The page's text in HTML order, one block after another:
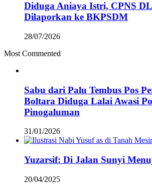
Diduga Aniaya Istri, CPNS
Dilaporkan ke BKPSDM
28/07/2026
Most Commented
Sabu dari Palu Tembus Pos
Boltara Diduga Lalai Awasi
Pinogaluman
31/01/2026
Yuzarsif: Di Jalan Sunyi
20/04/2025